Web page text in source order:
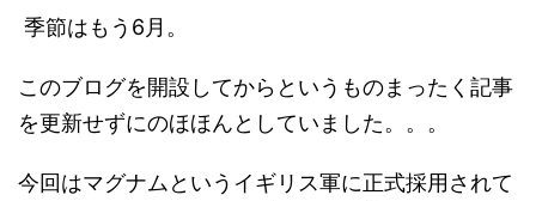
季節はもう6月。
このブログを開設してからというものまったく記事
を更新せずにのほほんとしていました。。。
今回はマグナムというイギリス軍に正式採用されて